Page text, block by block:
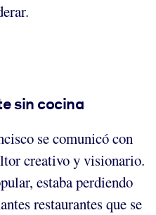
sin cocina
se comunicó con
creativo y visionario.
estaba perdiendo
restaurantes que se